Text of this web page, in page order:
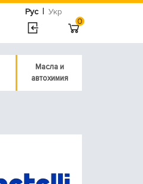
Рус | Укр
0
Масла и
автохимия